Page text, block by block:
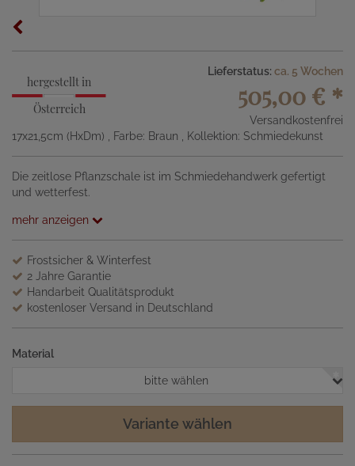
hergestellt in
Österreich
Lieferstatus: ca. 5 Wochen
505,00 € *
Versandkostenfrei
17x21,5cm (HxDm)
, Farbe: Braun , Kollektion: Schmiedekunst
Die zeitlose Pflanzschale ist im Schmiedehandwerk gefertigt
und wetterfest.
mehr anzeigen
Frostsicher & Winterfest
2 Jahre Garantie
Handarbeit Qualitätsprodukt
kostenloser Versand in Deutschland
Material
bitte wählen
Variante wählen